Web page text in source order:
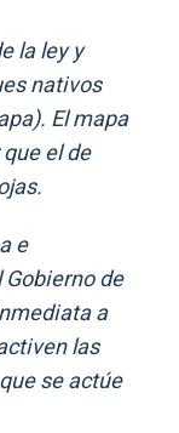
la ley y
nativos
El mapa
el de
e
de
a
las
se actúe